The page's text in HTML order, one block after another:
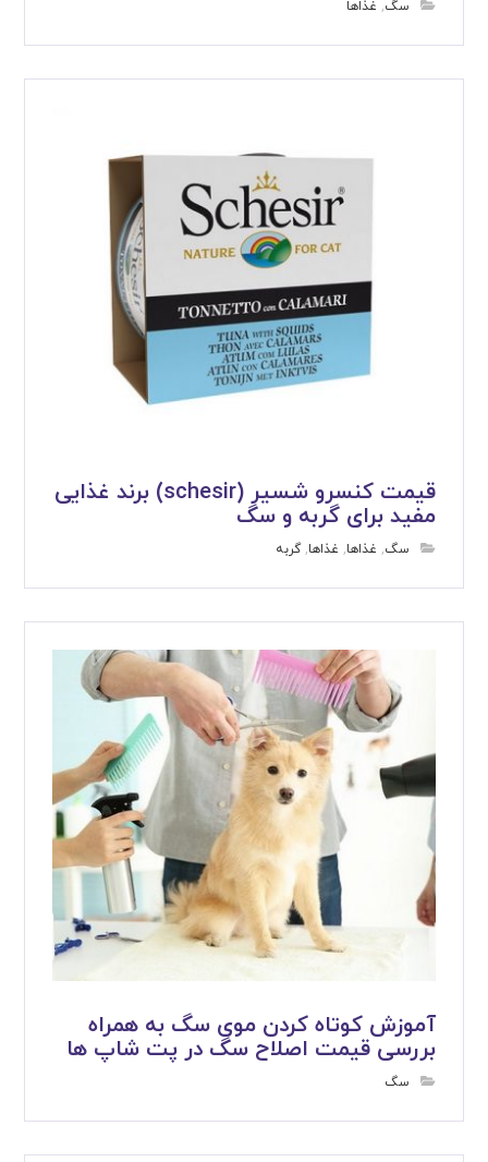
سگ, غذاها
قیمت کنسرو شسیر (schesir) برند غذایی
مفید برای گربه و سگ
سگ, غذاها, غذاها,گربه
آموزش کوتاه کردن موی سگ به همراه
بررسی قیمت اصلاح سگ در پت شاپ ها
سگ